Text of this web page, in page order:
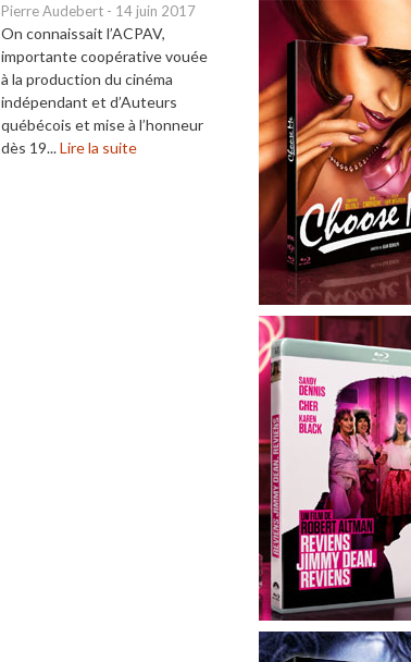
Pierre Audebert - 14 juin 2017
On connaissait l’ACPAV,
importante coopérative vouée
à la production du cinéma
indépendant et d’Auteurs
québécois et mise à l’honneur
dès 19...Lire la suite